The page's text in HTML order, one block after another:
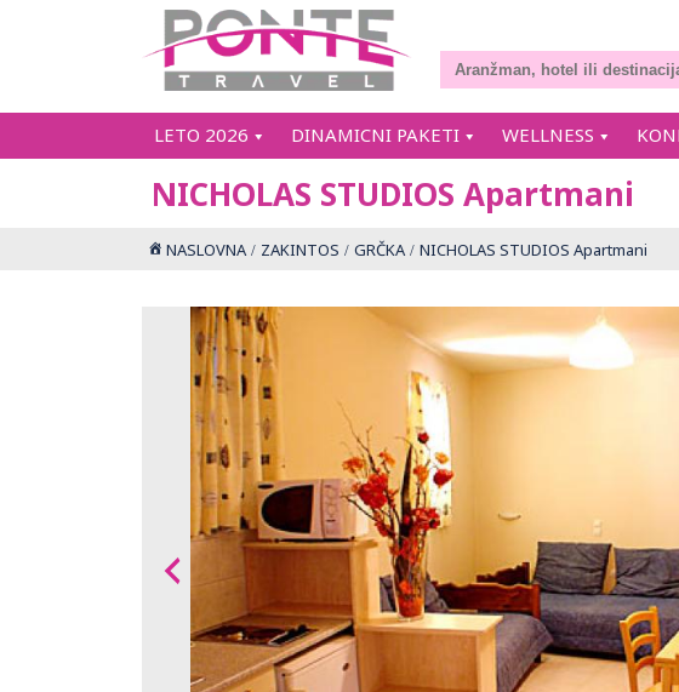
LETO 2026 DINAMICNI PAKETI WELLNESS
NICHOLAS STUDIOS Apartmani
NASLOVNA ZAKINTOS GRČKA NICHOLAS STUDIOS Apartmani